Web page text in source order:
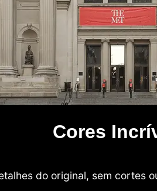
Cores
do original, sem cortes